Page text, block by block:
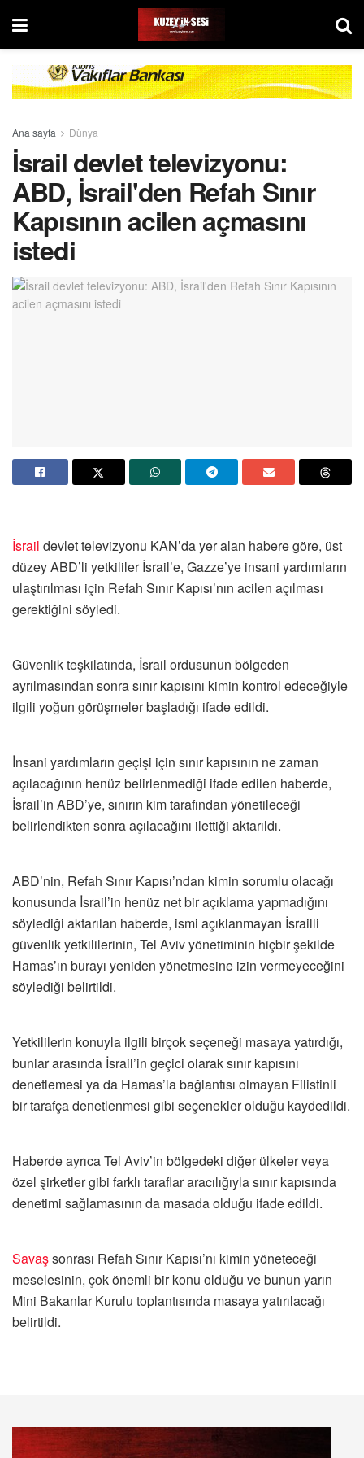
Ana sayfa Dünya
İsrail devlet televizyonu:
ABD, İsrail'den Refah Sınır
Kapısının acilen açmasını
istedi
İsrail devlet televizyonu KAN’da yer alan habere göre, üst
düzey ABD’li yetkililer İsrail’e, Gazze’ye insani yardımların
ulaştırılması için Refah Sınır Kapısı’nın acilen açılması
gerektiğini söyledi.
Güvenlik teşkilatında, İsrail ordusunun bölgeden
ayrılmasından sonra sınır kapısını kimin kontrol edeceğiyle
ilgili yoğun görüşmeler başladığı ifade edildi.
İnsani yardımların geçişi için sınır kapısının ne zaman
açılacağının henüz belirlenmediği ifade edilen haberde,
İsrail’in ABD’ye, sınırın kim tarafından yönetileceği
belirlendikten sonra açılacağını ilettiği aktarıldı.
ABD’nin, Refah Sınır Kapısı’ndan kimin sorumlu olacağı
konusunda İsrail’in henüz net bir açıklama yapmadığını
söylediği aktarılan haberde, ismi açıklanmayan İsrailli
güvenlik yetkililerinin, Tel Aviv yönetiminin hiçbir şekilde
Hamas’ın burayı yeniden yönetmesine izin vermeyeceğini
söylediği belirtildi.
Yetkililerin konuyla ilgili birçok seçeneği masaya yatırdığı,
bunlar arasında İsrail’in geçici olarak sınır kapısını
denetlemesi ya da Hamas’la bağlantısı olmayan Filistinli
bir tarafça denetlenmesi gibi seçenekler olduğu kaydedildi.
Haberde ayrıca Tel Aviv’in bölgedeki diğer ülkeler veya
özel şirketler gibi farklı taraflar aracılığıyla sınır kapısında
denetimi sağlamasının da masada olduğu ifade edildi.
Savaşsonrası Refah Sınır Kapısı’nı kimin yöneteceği
meselesinin, çok önemli bir konu olduğu ve bunun yarın
Mini Bakanlar Kurulu toplantısında masaya yatırılacağı
belirtildi.